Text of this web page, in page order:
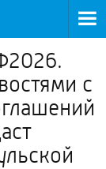
с